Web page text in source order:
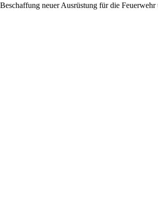
neuer Ausrüstung für die